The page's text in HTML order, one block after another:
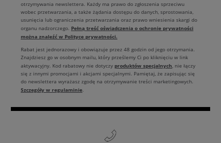
otrzymywania newslettera. Każdy ma prawo do zgłoszenia sprzeciwu
wobec przetwarzania, a także żądania dostępu do danych, sprostowania,
usunięcia lub ograniczenia przetwarzania oraz prawo wniesienia skargi do
organu nadzorczego. Pełną treść oświadczenia o ochronie prywatności
można znaleźć w Polityce prywatności.
Rabat jest jednorazowy i obowiązuje przez 48 godzin od jego otrzymania.
Znajdziesz go w osobnym mailu, który prześlemy Ci po kliknięciu w link
aktywacyjny. Kod rabatowy nie dotyczy produktów specjalnych, nie łączy
się z innymi promocjami i akcjami specjalnymi. Pamiętaj, że zapisując się
do newslettera wyrażasz zgodę na otrzymywanie treści marketingowych.
Szczegóły w regulaminie.